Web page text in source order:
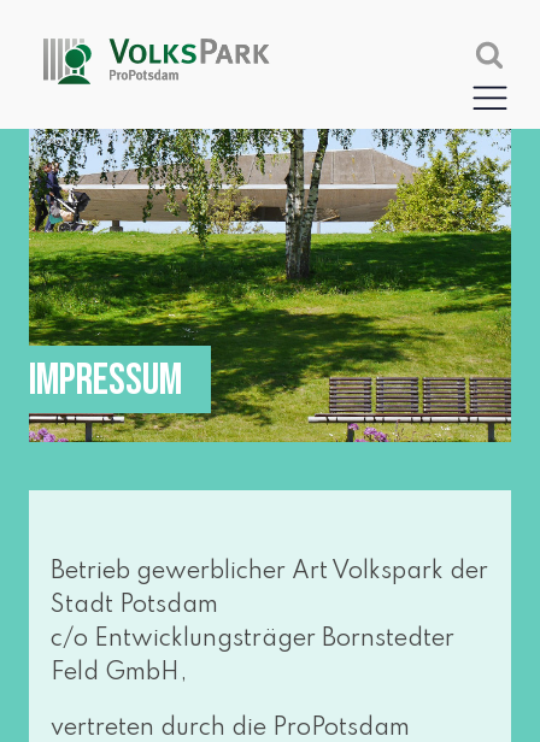
IMPRESSUM
Betrieb gewerb­li­cher Art Volkspark der
Stadt Potsdam
c/o Entwicklungsträger Bornstedter
Feld GmbH,
ver­tre­ten durch die ProPotsdam